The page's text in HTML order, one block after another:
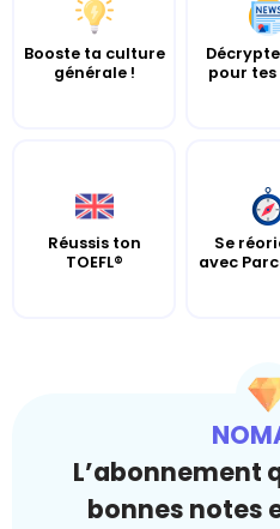
Booste ta culture
générale !
pour
Réussis ton
TOEFL®
Se
avec
L’abonnement
bonnes notes